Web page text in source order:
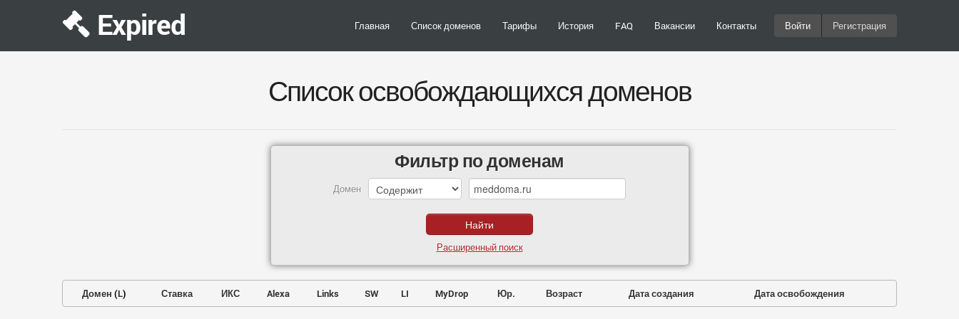
Expired Главная Список доменов Тарифы История FAQ Вакансии Контакты Войти Регистрация
Список освобождающихся доменов
Фильтр по доменам
Домен
Расширенный поиск
Домен (L) Ставка ИКС Alexa Links SW LI MyDrop Юр. Возраст Дата создания Дата освобождения